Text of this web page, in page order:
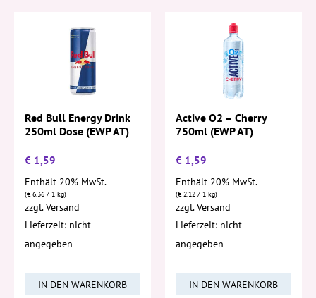
Red Bull Energy Drink
250ml Dose (EWP AT)
€ 1,59
Enthält 20% MwSt.
(€6,36 / 1 kg)
zzgl.Versand
Lieferzeit: nicht
angegeben
IN DEN WARENKORB
Active O2 – Cherry
750ml (EWP AT)
€ 1,59
Enthält 20% MwSt.
(€2,12 / 1 kg)
zzgl.Versand
Lieferzeit: nicht
angegeben
IN DEN WARENKORB